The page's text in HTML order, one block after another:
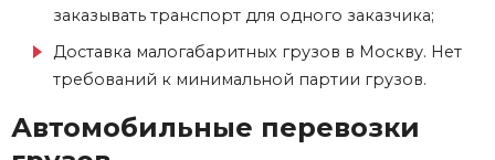
заказывать транспорт для одного заказчика;
Доставка малогабаритных грузов в Москву. Нет
требований к минимальной партии грузов.
Автомобильные перевозки